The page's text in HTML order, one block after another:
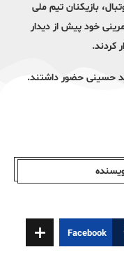
بازیکنان تیم ملی
خود پیش از دیدار
کردند.
حسینی حضور داشتند.
Facebook